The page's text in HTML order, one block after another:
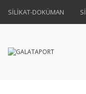
SİLİKAT-DOKÜMAN